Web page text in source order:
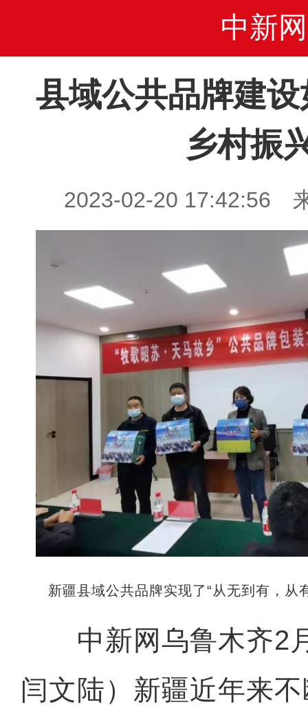
中新网
县域公共品牌建
乡村振
2023-02-20 17:42:56
新疆县域公共品牌实现了“从无到有，
中新网乌鲁木齐2
闫文陆）新疆近年来